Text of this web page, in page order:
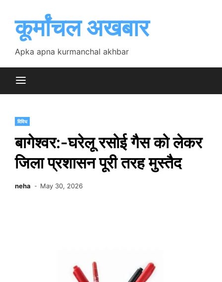
contentकूर्मांचल अखबार
Apka apna kurmanchal akhbar
विविध
बागेश्वर:-घरेलू रसोई गैस को लेकर
जिला प्रशासन पूरी तरह मुस्तैद
neha May 30, 2026